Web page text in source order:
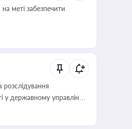
меті забезпечити
державному управлінні